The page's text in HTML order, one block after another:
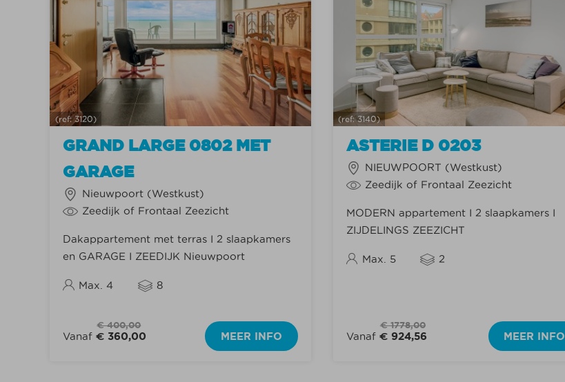
GRAND LARGE 0802 MET
GARAGE
(ref: 3120)
Nieuwpoort (Westkust)
Zeedijk of Frontaal Zeezicht
Dakappartement met terras I 2 slaapkamers
en GARAGE I ZEEDIJK Nieuwpoort
Max. 4 8
€ 400,00
Vanaf€ 360,00 MEER INFO
ASTERIE D 0203
(ref: 3140)
NIEUWPOORT (Westkust)
Zeedijk of Frontaal Zeezicht
MODERN appartement I 2 slaapkamers I
ZIJDELINGS ZEEZICHT
Max. 5 2
€ 1778,00
Vanaf € 924,56 MEER INFO